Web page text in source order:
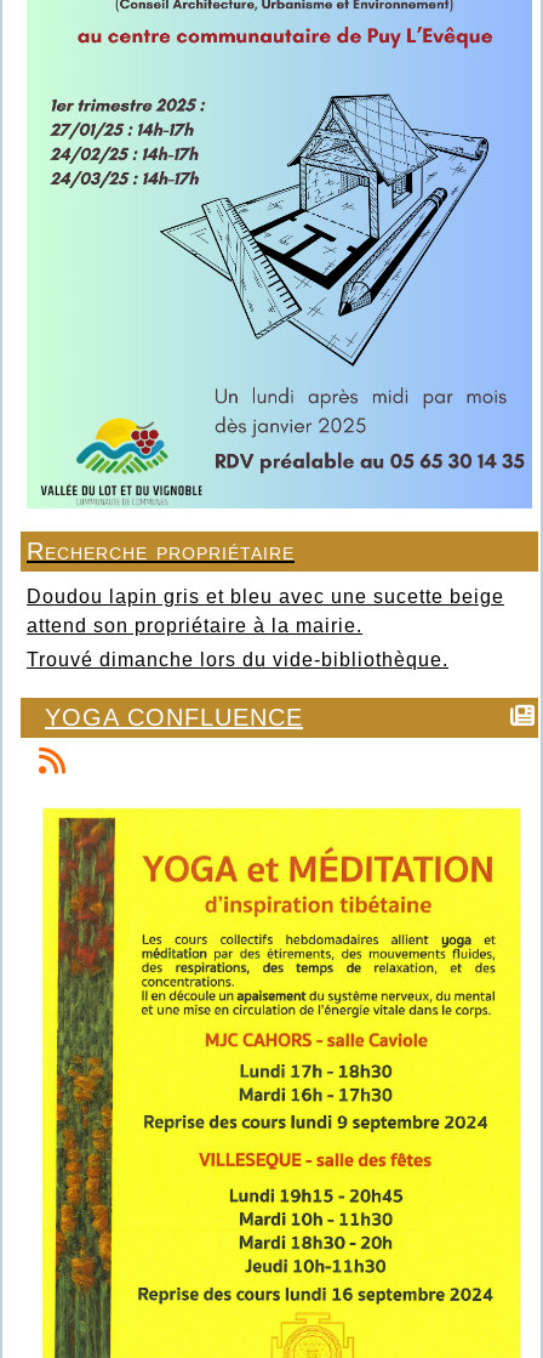
Recherche propriétaire
Doudou lapin gris et bleu avec une sucette beige
attend son propriétaire à la mairie.
Trouvé dimanche lors du vide-bibliothèque.
YOGA CONFLUENCE